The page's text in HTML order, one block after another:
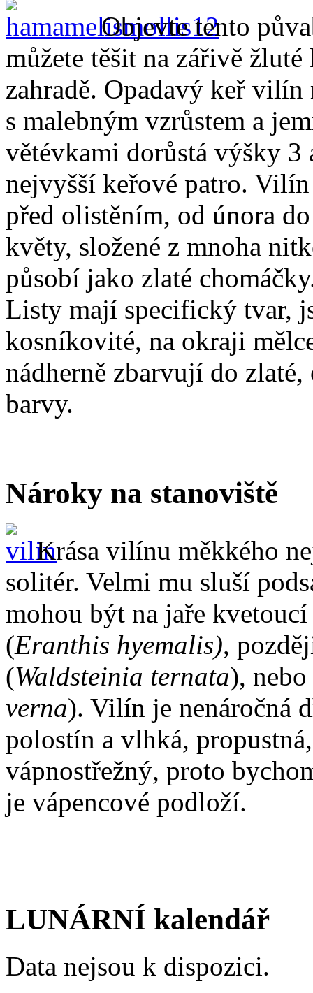
Objevte tento
můžete těšit na zářivě
zahradě. Opadavý keř
s malebným vzrůstem a
větévkami dorůstá výšky 3
nejvyšší keřové patro.
před olistěním, od února
květy, složené z mnoha
působí jako zlaté
Listy mají specifický tvar,
kosníkovité, na okraji
nádherně zbarvují do
barvy.
Nároky na stanoviště
Krása vilínu měkkého
solitér. Velmi mu sluší
mohou být na jaře
(Eranthis hyemalis),
(Waldsteinia ternata),
verna). Vilín je nenáročná
polostín a vlhká,
vápnostřežný, proto
je vápencové podloží.
LUNÁRNÍ kalendář
Data nejsou k dispozici.